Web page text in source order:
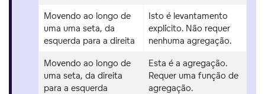
Movendo ao longo de
uma uma seta, da
esquerda para a direita
Isto é levantamento
explícito. Não requer
nenhuma agregação.
Movendo ao longo de
uma seta, da direita
para a esquerda
Esta é a agregação.
Requer uma função de
agregação.